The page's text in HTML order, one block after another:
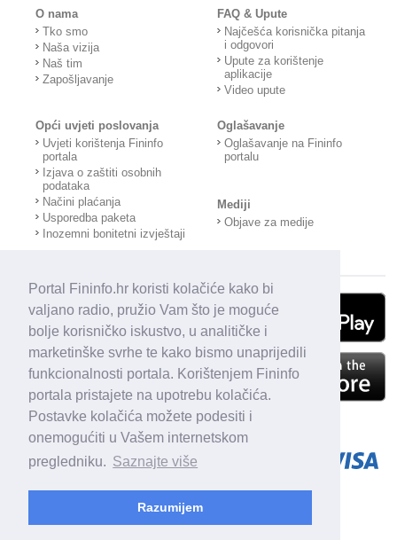
Portal Fininfo.hr koristi kolačiće kako bi
valjano radio, pružio Vam što je moguće
bolje korisničko iskustvo, u analitičke i
marketinške svrhe te kako bismo unaprijedili
funkcionalnosti portala. Korištenjem Fininfo
portala pristajete na upotrebu kolačića.
Postavke kolačića možete podesiti i
onemogućiti u Vašem internetskom
pregledniku. Saznajte više
Razumijem
O nama
Tko smo
Naša vizija
Naš tim
Zapošljavanje
FAQ & Upute
Najčešća korisnička pitanja
i odgovori
Upute za korištenje
aplikacije
Video upute
Opći uvjeti poslovanja
Uvjeti korištenja Fininfo
portala
Izjava o zaštiti osobnih
podataka
Načini plaćanja
Usporedba paketa
Inozemni bonitetni izvještaji
Oglašavanje
Oglašavanje na Fininfo
portalu
Mediji
Objave za medije